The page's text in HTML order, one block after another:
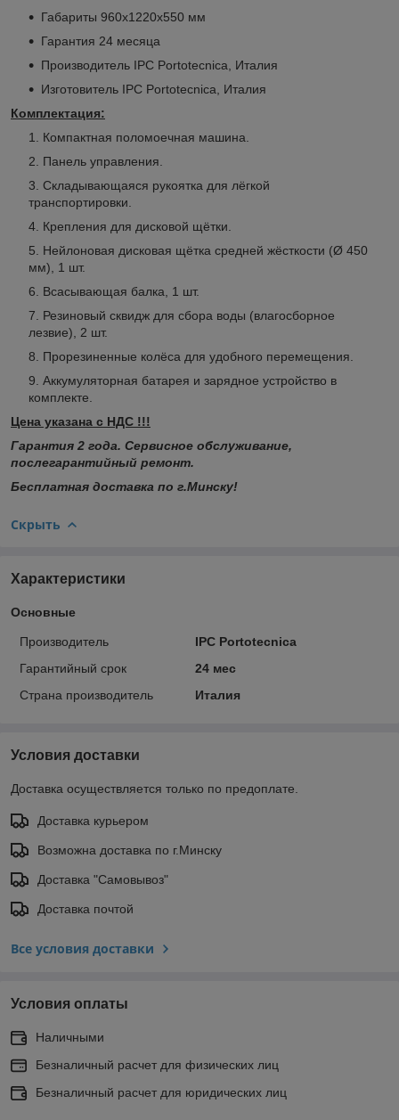
Габариты 960x1220x550 мм
Гарантия 24 месяца
Производитель IPC Portotecnica, Италия
Изготовитель IPC Portotecnica, Италия
Комплектация:
Компактная поломоечная машина.
Панель управления.
Складывающаяся рукоятка для лёгкой
транспортировки.
Крепления для дисковой щётки.
Нейлоновая дисковая щётка средней жёсткости (Ø 450
мм), 1 шт.
Всасывающая балка, 1 шт.
Резиновый сквидж для сбора воды (влагосборное
лезвие), 2 шт.
Прорезиненные колёса для удобного перемещения.
Аккумуляторная батарея и зарядное устройство в
комплекте.
Цена указана с НДС !!!
Гарантия 2 года. Сервисное обслуживание,
послегарантийный ремонт.
Бесплатная доставка по г.Минску!
Скрыть
Характеристики
Основные
Производитель
IPC Portotecnica
Гарантийный срок
24 мес
Страна производитель
Италия
Условия доставки
Доставка осуществляется только по предоплате.
Доставка курьером
Возможна доставка по г.Минску
Доставка "Самовывоз"
Доставка почтой
Все условия доставки
Условия оплаты
Наличными
Безналичный расчет для физических лиц
Безналичный расчет для юридических лиц